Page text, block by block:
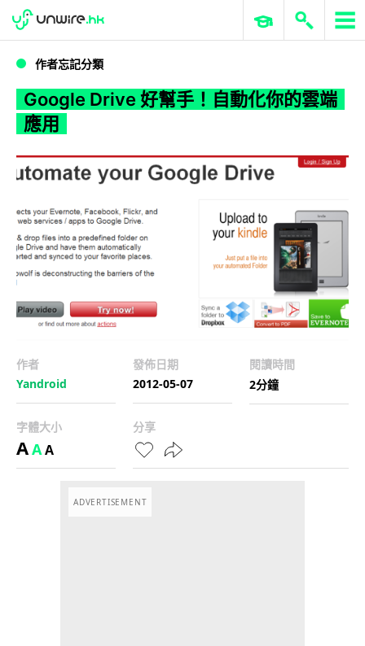
Google Drive 好幫手！自動化你的雲端應用
WWDC 2026 ERP 與商業 AI
作者忘記分類
Google Drive 好幫手！自動化你的雲端
應用
作者
Yandroid
發佈日期
2012-05-07
閱讀時間
2分鐘
字體大小
AAA
分享
ADVERTISEMENT